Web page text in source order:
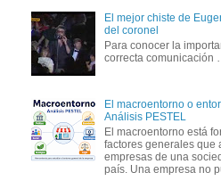
El mejor chiste de
del coronel
Para conocer la
correcta
El macroentorno o
Análisis PESTEL
El macroentorno está
factores generales que
empresas de una
país. Una empresa no